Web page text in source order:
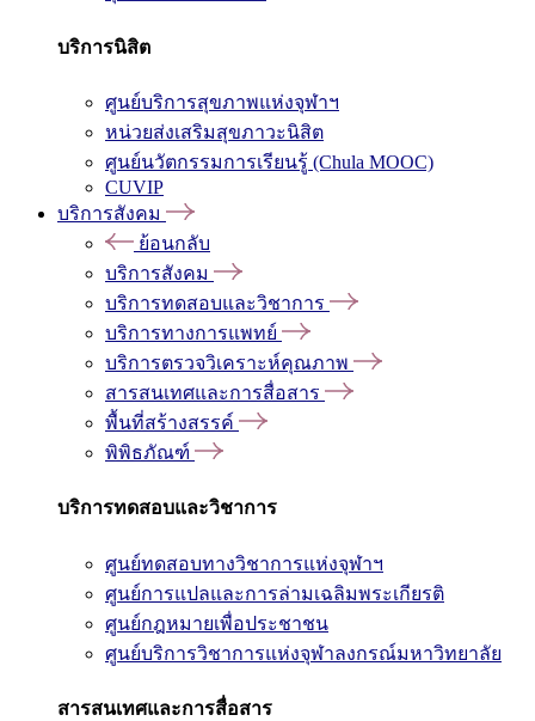
บริการนิสิต
ศูนย์บริการสุขภาพแห่งจุฬาฯ
หน่วยส่งเสริมสุขภาวะนิสิต
ศูนย์นวัตกรรมการเรียนรู้ (Chula MOOC)
CUVIP
บริการสังคม
ย้อนกลับ
บริการสังคม
บริการทดสอบและวิชาการ
บริการทางการแพทย์
บริการตรวจวิเคราะห์คุณภาพ
สารสนเทศและการสื่อสาร
พื้นที่สร้างสรรค์
พิพิธภัณฑ์
บริการทดสอบและวิชาการ
ศูนย์ทดสอบทางวิชาการแห่งจุฬาฯ
ศูนย์การแปลและการล่ามเฉลิมพระเกียรติ
ศูนย์กฎหมายเพื่อประชาชน
ศูนย์บริการวิชาการแห่งจุฬาลงกรณ์มหาวิทยาลัย
สารสนเทศและการสื่อสาร